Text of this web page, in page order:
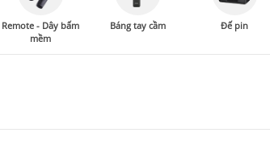
Remote - Dây bấm
mềm
Báng tay cầm Đế pin